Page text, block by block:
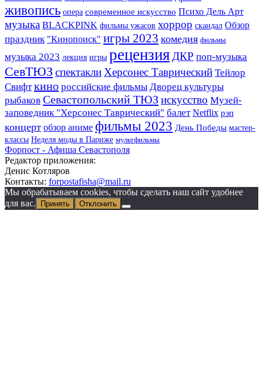
живопись опера современное искусство Психо Дель Арт
музыка BLACKPINK фильмы ужасов хоррор скандал Обзор
праздник "Кинопоиск" игры 2023 комедия фильмы
музыка 2023 лекция игры рецензия ДКР поп-музыка
СевТЮЗ спектакли Херсонес Таврический Тейлор
Свифт кино российские фильмы Дворец культуры
рыбаков Севастопольский ТЮЗ искусство Музей-
заповедник "Херсонес Таврический" балет Netflix рэп
концерт обзор аниме фильмы 2023 День Победы мастер-
классы Неделя моды в Париже мультфильмы
Форпост - Афиша Севастополя
Редактор приложения:
Денис Котляров
Контакты: forpostafisha@mail.ru
Мы обрабатываем cookies, чтобы сделать наш сайт удобнее
для вас.
Принять Отклонить